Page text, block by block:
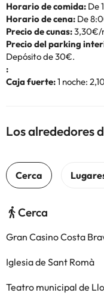
Horario de comida: De
Horario de cena: De
Precio de cunas:3,30€/
Precio del parking
Depósito de 30€.
:
Caja fuerte:1 noche:
Los alrededores
Cerca
Gran Casino Costa
Iglesia de Sant Romà
Teatro municipal de